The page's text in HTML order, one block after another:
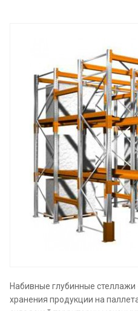
Набивные глубинные стеллажи
хранения продукции на